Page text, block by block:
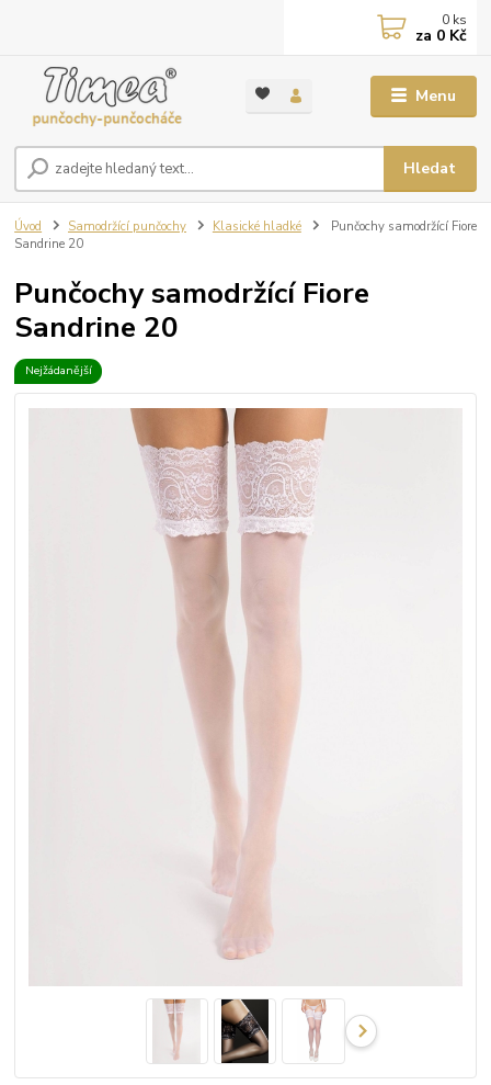
Menu
Hledat
0 ks
za 0 Kč
Úvod Samodržící punčochy Klasické hladké
Punčochy samodržící Fiore
Sandrine 20
Punčochy samodržící Fiore
Sandrine 20
Nejžádanější